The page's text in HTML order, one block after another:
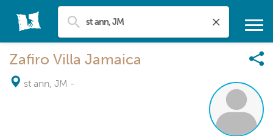
Zafiro Villa Jamaica
st ann, JM -